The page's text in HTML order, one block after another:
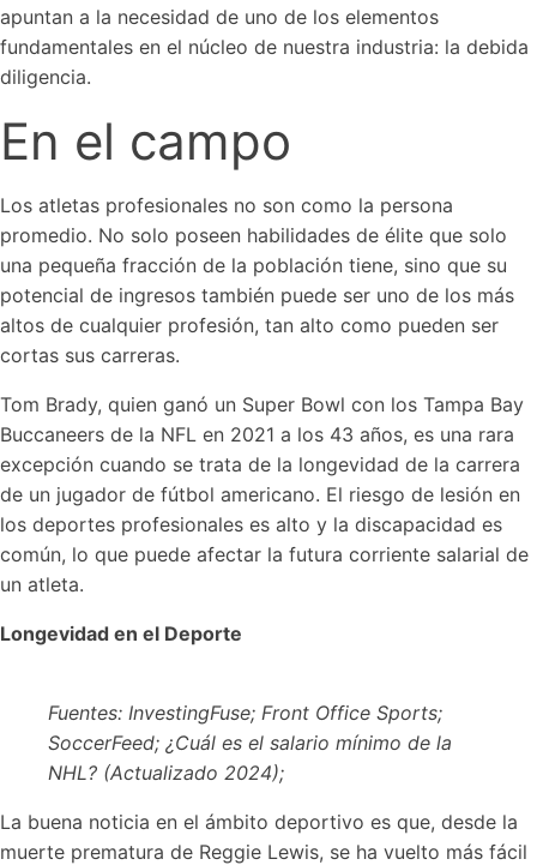
apuntan a la necesidad de uno de los elementos
fundamentales en el núcleo de nuestra industria: la debida
diligencia.
En el campo
Los atletas profesionales no son como la persona
promedio. No solo poseen habilidades de élite que solo
una pequeña fracción de la población tiene, sino que su
potencial de ingresos también puede ser uno de los más
altos de cualquier profesión, tan alto como pueden ser
cortas sus carreras.
Tom Brady, quien ganó un Super Bowl con los Tampa Bay
Buccaneers de la NFL en 2021 a los 43 años, es una rara
excepción cuando se trata de la longevidad de la carrera
de un jugador de fútbol americano. El riesgo de lesión en
los deportes profesionales es alto y la discapacidad es
común, lo que puede afectar la futura corriente salarial de
un atleta.
Longevidad en el Deporte
Fuentes: InvestingFuse; Front Office Sports;
SoccerFeed; ¿Cuál es el salario mínimo de la
NHL? (Actualizado 2024);
La buena noticia en el ámbito deportivo es que, desde la
muerte prematura de Reggie Lewis, se ha vuelto más fácil